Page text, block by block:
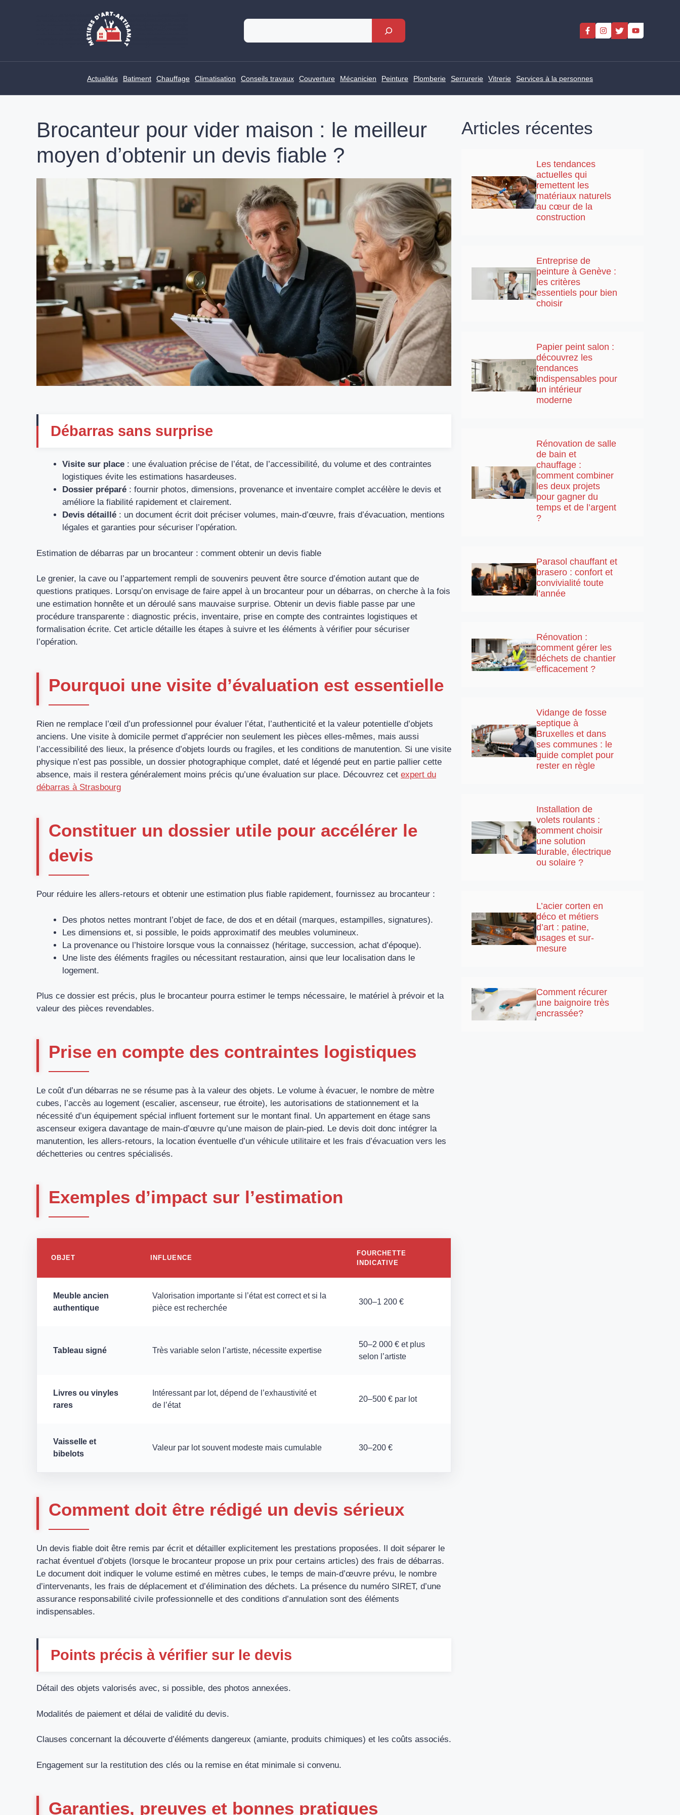
Rechercher
Actualités Batiment Chauffage Climatisation Conseils travaux Couverture Mécanicien Peinture Plomberie Serrurerie Vitrerie Services à la personnes
Brocanteur pour vider maison : le meilleur
moyen d’obtenir un devis fiable ?
Débarras sans surprise
Visite sur place : une évaluation précise de l’état, de l’accessibilité, du volume et des contraintes
logistiques évite les estimations hasardeuses.
Dossier préparé : fournir photos, dimensions, provenance et inventaire complet accélère le devis et
améliore la fiabilité rapidement et clairement.
Devis détaillé : un document écrit doit préciser volumes, main-d’œuvre, frais d’évacuation, mentions
légales et garanties pour sécuriser l’opération.
Estimation de débarras par un brocanteur : comment obtenir un devis fiable
Le grenier, la cave ou l’appartement rempli de souvenirs peuvent être source d’émotion autant que de
questions pratiques. Lorsqu’on envisage de faire appel à un brocanteur pour un débarras, on cherche à la fois
une estimation honnête et un déroulé sans mauvaise surprise. Obtenir un devis fiable passe par une
procédure transparente : diagnostic précis, inventaire, prise en compte des contraintes logistiques et
formalisation écrite. Cet article détaille les étapes à suivre et les éléments à vérifier pour sécuriser
l’opération.
Pourquoi une visite d’évaluation est essentielle
Rien ne remplace l’œil d’un professionnel pour évaluer l’état, l’authenticité et la valeur potentielle d’objets
anciens. Une visite à domicile permet d’apprécier non seulement les pièces elles-mêmes, mais aussi
l’accessibilité des lieux, la présence d’objets lourds ou fragiles, et les conditions de manutention. Si une visite
physique n’est pas possible, un dossier photographique complet, daté et légendé peut en partie pallier cette
absence, mais il restera généralement moins précis qu’une évaluation sur place. Découvrez cet expert du
débarras à Strasbourg
Constituer un dossier utile pour accélérer le
devis
Pour réduire les allers-retours et obtenir une estimation plus fiable rapidement, fournissez au brocanteur :
Des photos nettes montrant l’objet de face, de dos et en détail (marques, estampilles, signatures).
Les dimensions et, si possible, le poids approximatif des meubles volumineux.
La provenance ou l’histoire lorsque vous la connaissez (héritage, succession, achat d’époque).
Une liste des éléments fragiles ou nécessitant restauration, ainsi que leur localisation dans le
logement.
Plus ce dossier est précis, plus le brocanteur pourra estimer le temps nécessaire, le matériel à prévoir et la
valeur des pièces revendables.
Prise en compte des contraintes logistiques
Le coût d’un débarras ne se résume pas à la valeur des objets. Le volume à évacuer, le nombre de mètre
cubes, l’accès au logement (escalier, ascenseur, rue étroite), les autorisations de stationnement et la
nécessité d’un équipement spécial influent fortement sur le montant final. Un appartement en étage sans
ascenseur exigera davantage de main-d’œuvre qu’une maison de plain-pied. Le devis doit donc intégrer la
manutention, les allers-retours, la location éventuelle d’un véhicule utilitaire et les frais d’évacuation vers les
déchetteries ou centres spécialisés.
Exemples d’impact sur l’estimation
OBJET INFLUENCE
FOURCHETTE
INDICATIVE
Meuble ancien
authentique
Valorisation importante si l’état est correct et si la
pièce est recherchée
300–1 200 €
Tableau signé Très variable selon l’artiste, nécessite expertise
50–2 000 € et plus
selon l’artiste
Livres ou vinyles
rares
Intéressant par lot, dépend de l’exhaustivité et
de l’état
20–500 € par lot
Vaisselle et
bibelots
Valeur par lot souvent modeste mais cumulable 30–200 €
Comment doit être rédigé un devis sérieux
Un devis fiable doit être remis par écrit et détailler explicitement les prestations proposées. Il doit séparer le
rachat éventuel d’objets (lorsque le brocanteur propose un prix pour certains articles) des frais de débarras.
Le document doit indiquer le volume estimé en mètres cubes, le temps de main-d’œuvre prévu, le nombre
d’intervenants, les frais de déplacement et d’élimination des déchets. La présence du numéro SIRET, d’une
assurance responsabilité civile professionnelle et des conditions d’annulation sont des éléments
indispensables.
Points précis à vérifier sur le devis
Détail des objets valorisés avec, si possible, des photos annexées.
Modalités de paiement et délai de validité du devis.
Clauses concernant la découverte d’éléments dangereux (amiante, produits chimiques) et les coûts associés.
Engagement sur la restitution des clés ou la remise en état minimale si convenu.
Garanties, preuves et bonnes pratiques
Articles récentes
Les tendances
actuelles qui
remettent les
matériaux naturels
au cœur de la
construction
Entreprise de
peinture à Genève :
les critères
essentiels pour bien
choisir
Papier peint salon :
découvrez les
tendances
indispensables pour
un intérieur
moderne
Rénovation de salle
de bain et
chauffage :
comment combiner
les deux projets
pour gagner du
temps et de l’argent
?
Parasol chauffant et
brasero : confort et
convivialité toute
l’année
Rénovation :
comment gérer les
déchets de chantier
efficacement ?
Vidange de fosse
septique à
Bruxelles et dans
ses communes : le
guide complet pour
rester en règle
Installation de
volets roulants :
comment choisir
une solution
durable, électrique
ou solaire ?
L’acier corten en
déco et métiers
d’art : patine,
usages et sur-
mesure
Comment récurer
une baignoire très
encrassée?